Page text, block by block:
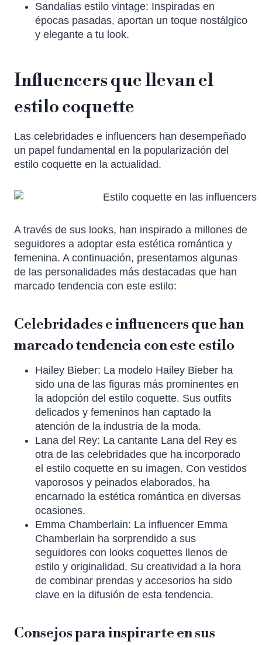
Sandalias estilo vintage: Inspiradas en
épocas pasadas, aportan un toque nostálgico
y elegante a tu look.
Influencers que llevan el
estilo coquette
Las celebridades e influencers han desempeñado
un papel fundamental en la popularización del
estilo coquette en la actualidad.
A través de sus looks, han inspirado a millones de
seguidores a adoptar esta estética romántica y
femenina. A continuación, presentamos algunas
de las personalidades más destacadas que han
marcado tendencia con este estilo:
Celebridades e influencers que han
marcado tendencia con este estilo
Hailey Bieber: La modelo Hailey Bieber ha
sido una de las figuras más prominentes en
la adopción del estilo coquette. Sus outfits
delicados y femeninos han captado la
atención de la industria de la moda.
Lana del Rey: La cantante Lana del Rey es
otra de las celebridades que ha incorporado
el estilo coquette en su imagen. Con vestidos
vaporosos y peinados elaborados, ha
encarnado la estética romántica en diversas
ocasiones.
Emma Chamberlain: La influencer Emma
Chamberlain ha sorprendido a sus
seguidores con looks coquettes llenos de
estilo y originalidad. Su creatividad a la hora
de combinar prendas y accesorios ha sido
clave en la difusión de esta tendencia.
Consejos para inspirarte en sus